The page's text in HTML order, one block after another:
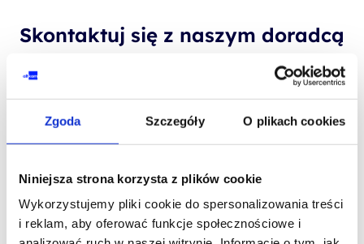
Zgoda Szczegóły O plikach cookies
Niniejsza strona korzysta z plików cookie
Wykorzystujemy pliki cookie do spersonalizowania treści
i reklam, aby oferować funkcje społecznościowe i
Skontaktuj się z naszym doradcą